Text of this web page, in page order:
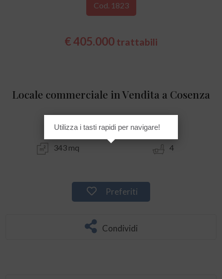
Cod. 1823
€ 405.000 trattabili
Locale commerciale in Vendita a Cosenza
343 mq 4
Preferiti
Condividi
Utilizza i tasti rapidi per navigare!